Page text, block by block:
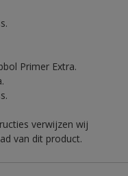
Primer Extra.
verwijzen wij
van dit product.